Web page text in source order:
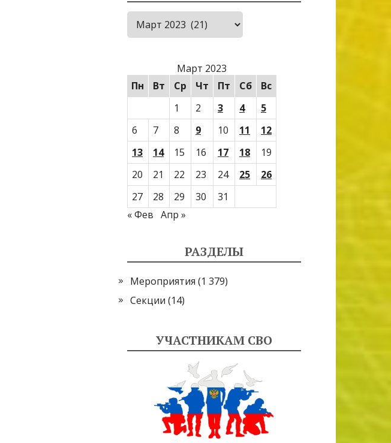
Архивы
Март 2023
Пн
Вт Ср Чт Пт Сб
Вс
1
2 3 4
5
6
7 8 9 10 11
12
13
14 15 16 17 18
19
20
21 22 23 24 25
26
27
28 29 30
31
« Фев Апр »
РАЗДЕЛЫ
Мероприятия (1 379)
Секции (14)
УЧАСТНИКАМ СВО